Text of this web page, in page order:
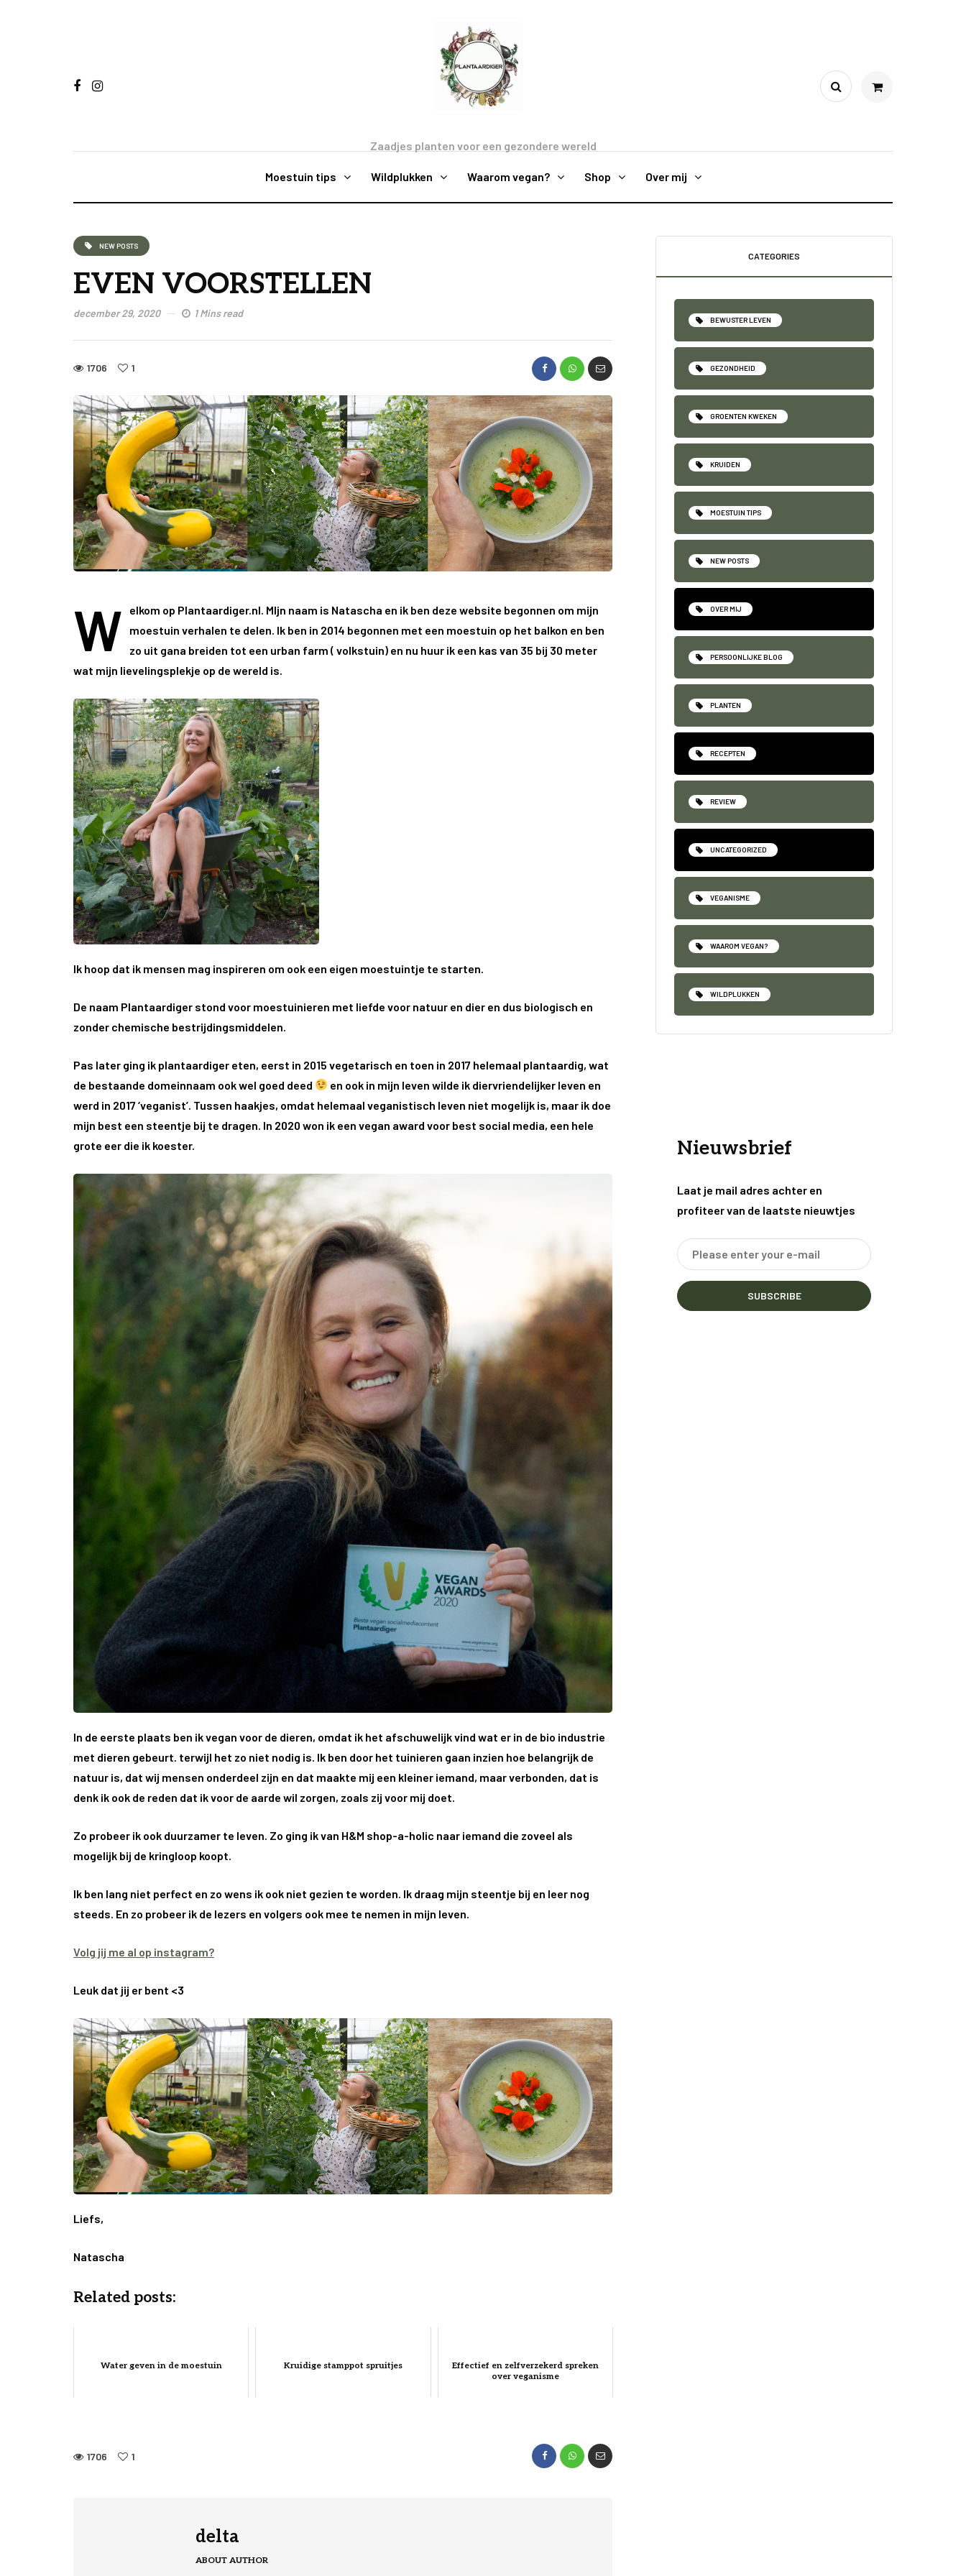
Zaadjes planten voor een gezondere wereld
Moestuin tips Wildplukken Waarom vegan? Shop Over mij
NEW POSTS
EVEN VOORSTELLEN
december 29, 2020 1 Mins read
1706 1
W
elkom op Plantaardiger.nl. MIjn naam is Natascha en ik ben deze website begonnen om mijn
moestuin verhalen te delen. Ik ben in 2014 begonnen met een moestuin op het balkon en ben
zo uit gana breiden tot een urban farm ( volkstuin) en nu huur ik een kas van 35 bij 30 meter
wat mijn lievelingsplekje op de wereld is.
Ik hoop dat ik mensen mag inspireren om ook een eigen moestuintje te starten.
De naam Plantaardiger stond voor moestuinieren met liefde voor natuur en dier en dus biologisch en
zonder chemische bestrijdingsmiddelen.
Pas later ging ik plantaardiger eten, eerst in 2015 vegetarisch en toen in 2017 helemaal plantaardig, wat
de bestaande domeinnaam ook wel goed deed
en ook in mijn leven wilde ik diervriendelijker leven en
werd in 2017 ‘veganist’. Tussen haakjes, omdat helemaal veganistisch leven niet mogelijk is, maar ik doe
mijn best een steentje bij te dragen. In 2020 won ik een vegan award voor best social media, een hele
grote eer die ik koester.
In de eerste plaats ben ik vegan voor de dieren, omdat ik het afschuwelijk vind wat er in de bio industrie
met dieren gebeurt. terwijl het zo niet nodig is. Ik ben door het tuinieren gaan inzien hoe belangrijk de
natuur is, dat wij mensen onderdeel zijn en dat maakte mij een kleiner iemand, maar verbonden, dat is
denk ik ook de reden dat ik voor de aarde wil zorgen, zoals zij voor mij doet.
Zo probeer ik ook duurzamer te leven. Zo ging ik van H&M shop-a-holic naar iemand die zoveel als
mogelijk bij de kringloop koopt.
Ik ben lang niet perfect en zo wens ik ook niet gezien te worden. Ik draag mijn steentje bij en leer nog
steeds. En zo probeer ik de lezers en volgers ook mee te nemen in mijn leven.
Volg jij me al op instagram?
Leuk dat jij er bent <3
Liefs,
Natascha
Related posts:
Water geven in de moestuin Kruidige stamppot spruitjes
Effectief en zelfverzekerd spreken
over veganisme
1706 1
CATEGORIES
BEWUSTER LEVEN
GEZONDHEID
GROENTEN KWEKEN
KRUIDEN
MOESTUIN TIPS
NEW POSTS
OVER MIJ
PERSOONLIJKE BLOG
PLANTEN
RECEPTEN
REVIEW
UNCATEGORIZED
VEGANISME
WAAROM VEGAN?
WILDPLUKKEN
Nieuwsbrief
Laat je mail adres achter en
profiteer van de laatste nieuwtjes
SUBSCRIBE
delta
ABOUT AUTHOR